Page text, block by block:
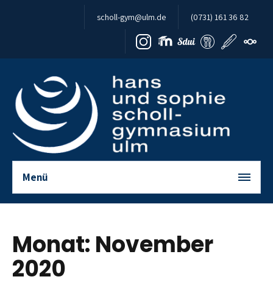
Zum Inhalt springen
scholl-gym@ulm.de (0731) 161 36 82
Menü
Monat: November
2020